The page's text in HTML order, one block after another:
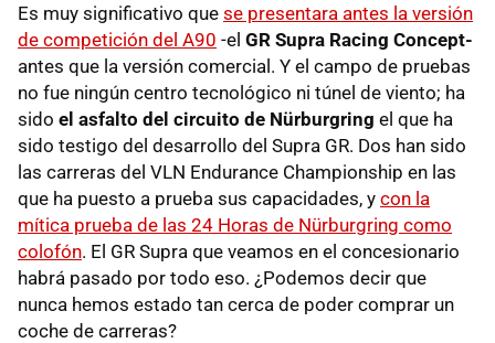
Es muy significativo que se presentara antes la versión
de competición del A90 -el GR Supra Racing Concept-
antes que la versión comercial. Y el campo de pruebas
no fue ningún centro tecnológico ni túnel de viento; ha
sido el asfalto del circuito de Nürburgring el que ha
sido testigo del desarrollo del Supra GR. Dos han sido
las carreras del VLN Endurance Championship en las
que ha puesto a prueba sus capacidades, y con la
mítica prueba de las 24 Horas de Nürburgring como
colofón. El GR Supra que veamos en el concesionario
habrá pasado por todo eso. ¿Podemos decir que
nunca hemos estado tan cerca de poder comprar un
coche de carreras?